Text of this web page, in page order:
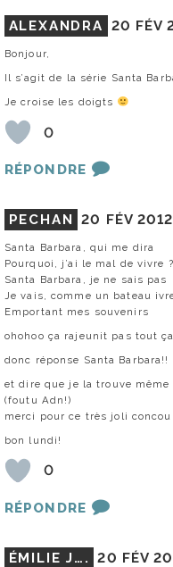
ALEXANDRA 20 FÉV
Bonjour,
Il s’agit de la série Santa
Je croise les doigts
0
RÉPONDRE
PECHAN 20 FÉV
Santa Barbara, qui me dira
Pourquoi, j’ai le mal de vivre ?
Santa Barbara, je ne sais pas
Je vais, comme un bateau
Emportant mes souvenirs
ohohoo ça rajeunit pas tout
donc réponse Santa Barbara!!
et dire que je la trouve
(foutu Adn!)
merci pour ce très joli
bon lundi!
0
RÉPONDRE
ÉMILIE J…. 20 FÉV